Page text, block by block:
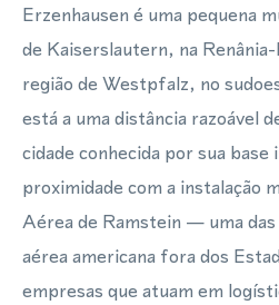
Erzenhausen é uma pequena
de Kaiserslautern, na
região de Westpfalz, no
está a uma distância razoável
cidade conhecida por sua
proximidade com a instalação
Aérea de Ramstein — uma
aérea americana fora dos
empresas que atuam em